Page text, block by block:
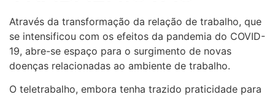
Através da transformação da relação de trabalho, que
se intensificou com os efeitos da pandemia do COVID-
19, abre-se espaço para o surgimento de novas
doenças relacionadas ao ambiente de trabalho.
O teletrabalho, embora tenha trazido praticidade para